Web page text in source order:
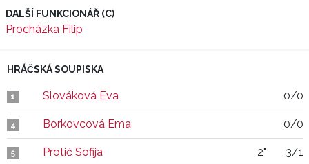
DALŠÍ FUNKCIONÁŘ (C)
Procházka Filip
HRÁČSKÁ SOUPISKA
1 Slováková Eva 0/0
4 Borkovcová Ema 0/0
5 Protić Sofija 2" 3/1